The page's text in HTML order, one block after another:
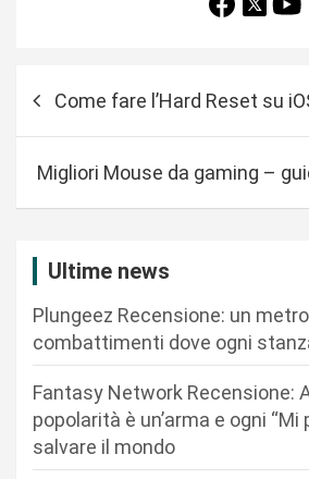
Come fare l’Hard Reset su
Migliori Mouse da gaming –
Ultime news
Plungeez Recensione: un
combattimenti dove ogni
Fantasy Network Recensione:
popolarità è un’arma e ogni “Mi
salvare il mondo